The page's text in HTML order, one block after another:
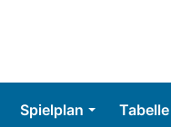
Spielplan Tabelle